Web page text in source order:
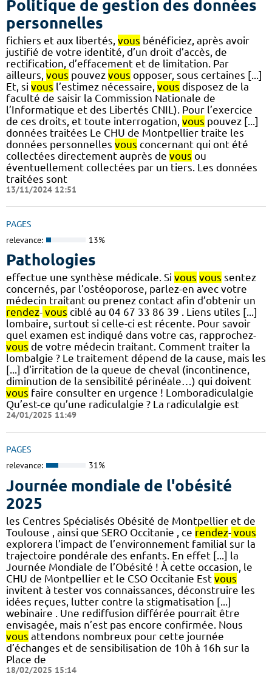
Politique de gestion des données
personnelles
fichiers et aux libertés, vous bénéficiez, après avoir
justifié de votre identité, d’un droit d’accès, de
rectification, d’effacement et de limitation. Par
ailleurs, vous pouvez vous opposer, sous certaines [...]
Et, si vous l’estimez nécessaire, vous disposez de la
faculté de saisir la Commission Nationale de
l’Informatique et des Libertés CNIL). Pour l’exercice
de ces droits, et toute interrogation, vous pouvez [...]
données traitées Le CHU de Montpellier traite les
données personnelles vous concernant qui ont été
collectées directement auprès de vous ou
éventuellement collectées par un tiers. Les données
traitées sont
13/11/2024 12:51
PAGES
relevance: 13%
Pathologies
effectue une synthèse médicale. Si vous vous sentez
concernés, par l’ostéoporose, parlez-en avec votre
médecin traitant ou prenez contact afin d’obtenir un
rendez- vous ciblé au 04 67 33 86 39 . Liens utiles [...]
lombaire, surtout si celle-ci est récente. Pour savoir
quel examen est indiqué dans votre cas, rapprochez-
vous de votre médecin traitant. Comment traiter la
lombalgie ? Le traitement dépend de la cause, mais les
[...] d'irritation de la queue de cheval (incontinence,
diminution de la sensibilité périnéale…) qui doivent
vous faire consulter en urgence ! Lomboradiculalgie
Qu’est-ce qu’une radiculalgie ? La radiculalgie est
24/01/2025 11:49
PAGES
relevance: 31%
Journée mondiale de l'obésité
2025
les Centres Spécialisés Obésité de Montpellier et de
Toulouse , ainsi que SERO Occitanie , ce rendez- vous
explorera l’impact de l’environnement familial sur la
trajectoire pondérale des enfants. En effet [...] la
Journée Mondiale de l’Obésité ! À cette occasion, le
CHU de Montpellier et le CSO Occitanie Est vous
invitent à tester vos connaissances, déconstruire les
idées reçues, lutter contre la stigmatisation [...]
webinaire . Une rediffusion différée pourrait être
envisagée, mais n’est pas encore confirmée. Nous
vous attendons nombreux pour cette journée
d’échanges et de sensibilisation de 10h à 16h sur la
Place de
18/02/2025 15:14